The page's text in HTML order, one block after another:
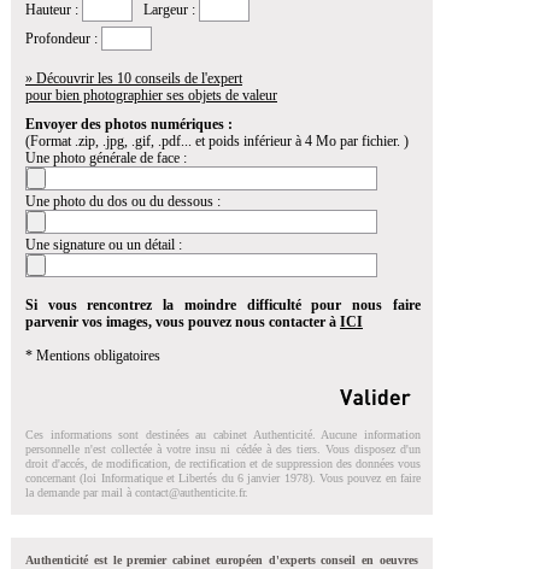
Hauteur :
Largeur :
Profondeur :
» Découvrir les 10 conseils de l'expert
pour bien photographier ses objets de valeur
Envoyer des photos numériques :
(Format .zip, .jpg, .gif, .pdf... et poids inférieur à 4 Mo par fichier. )
Une photo générale de face :
Une photo du dos ou du dessous :
Une signature ou un détail :
Si vous rencontrez la moindre difficulté pour nous faire
parvenir vos images, vous pouvez nous contacter à ICI
* Mentions obligatoires
Ces informations sont destinées au cabinet Authenticité. Aucune information
personnelle n'est collectée à votre insu ni cédée à des tiers. Vous disposez d'un
droit d'accés, de modification, de rectification et de suppression des données vous
concernant (loi Informatique et Libertés du 6 janvier 1978). Vous pouvez en faire
la demande par mail à contact@authenticite.fr.
Authenticité est le premier cabinet européen d'experts conseil en oeuvres